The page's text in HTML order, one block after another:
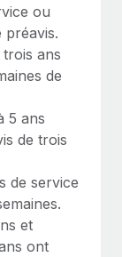
de
les...
ou
préavis.
ans
de
5 ans
de trois
de service
et
ont